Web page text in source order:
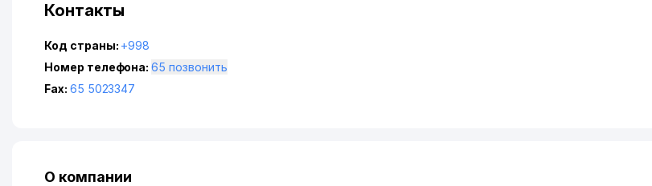
Контакты
Код страны: +998
Номер телефона:
65 позвонить
Fax: 65 5023347
О компании